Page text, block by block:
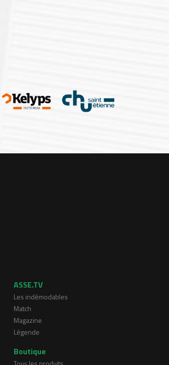
ASSE.TV
Les indémodables
Match
Magazine
Légende
Boutique